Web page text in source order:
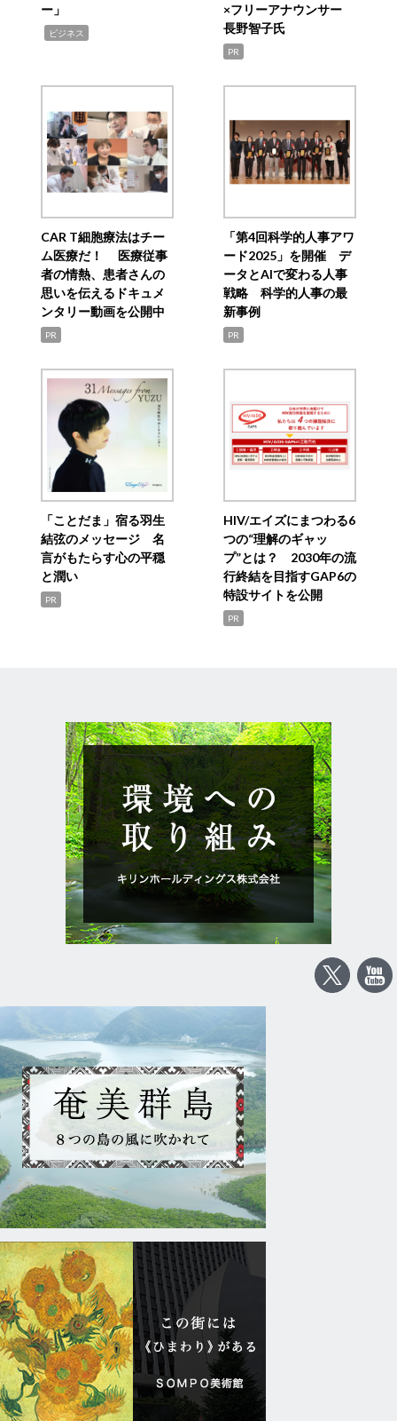
ー」
ビジネス
×フリーアナウンサー
長野智子氏
PR
CAR T細胞療法はチー
ム医療だ！ 医療従事
者の情熱、患者さんの
思いを伝えるドキュメ
ンタリー動画を公開中
PR
「第4回科学的人事アワ
ード2025」を開催 デ
ータとAIで変わる人事
戦略 科学的人事の最
新事例
PR
「ことだま」宿る羽生
結弦のメッセージ 名
言がもたらす心の平穏
と潤い
PR
HIV/エイズにまつわる6
つの“理解のギャッ
プ”とは？ 2030年の流
行終結を目指すGAP6の
特設サイトを公開
PR